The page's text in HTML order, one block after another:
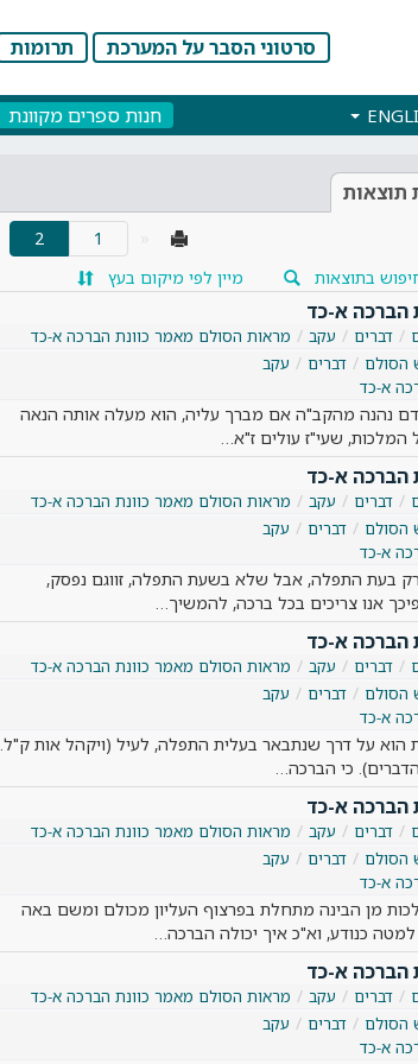
סרטוני הסבר על המערכת תרומות
חנות ספרים מקוונת
תוצאות
2
בתוצאות מיין לפי מיקום בעץ
הברכה א-כד
דברים עקב
מראות הסולם מאמר כוונת הברכה א-כד
הסולם דברים
עקב
א-כד
נהנה מהקב"ה אם מברך עליה, הוא מעלה אותה הנאה
המלכות, שעי"ז עולים ז"א…
הברכה א-כד
דברים עקב
מראות הסולם מאמר כוונת הברכה א-כד
הסולם דברים
עקב
א-כד
רק בעת התפלה, אבל שלא בשעת התפלה, זווגם נפסק,
אנו צריכים בכל ברכה, להמשיך…
הברכה א-כד
דברים עקב
מראות הסולם מאמר כוונת הברכה א-כד
הסולם דברים
עקב
א-כד
הוא על דרך שנתבאר בעלית התפלה, לעיל (ויקהל אות ק"ל.
כי הברכה…
הברכה א-כד
דברים עקב
מראות הסולם מאמר כוונת הברכה א-כד
הסולם דברים
עקב
א-כד
מן הבינה מתחלת בפרצוף העליון מכולם ומשם באה
כנודע, וא"כ איך יכולה הברכה…
הברכה א-כד
דברים עקב
מראות הסולם מאמר כוונת הברכה א-כד
הסולם דברים
עקב
א-כד